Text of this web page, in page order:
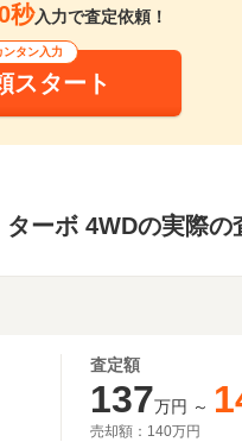
秒入力で査定依頼！
タン入力
スタート
ーボ 4WDの実際の
査定額
137万円 ～
売却額： 140万円